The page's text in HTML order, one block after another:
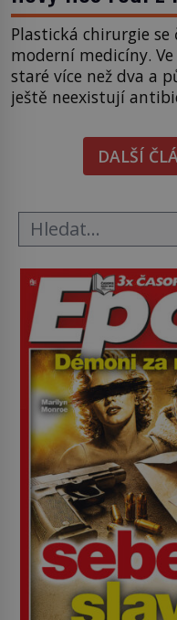
Plastická chirurgie se
moderní medicíny.
staré více než dva a
ještě neexistují
znetvořené válkou,
metody jsou
principy používají
DALŠÍ